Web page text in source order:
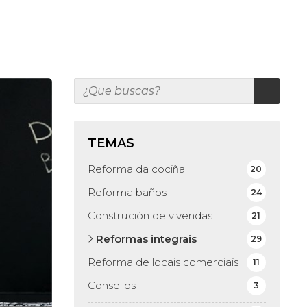
TEMAS
Reforma da cociña 20
Reforma baños 24
Construción de vivendas 21
Reformas integrais 29
Reforma de locais comerciais 11
Consellos 3